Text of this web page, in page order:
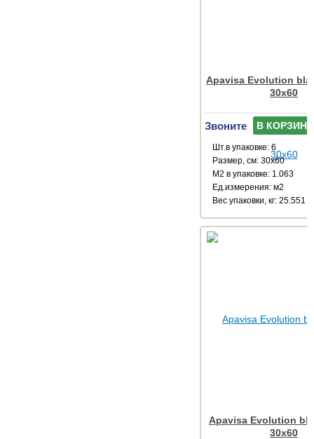
Apavisa Evolution
30x60
Звоните В КОРЗИНУ
Шт.в упаковке: 6
Размер, см: 30x60
М2 в упаковке: 1.063
Ед.измерения: м2
Веc упаковки, кг: 25.551
Apavisa Evolution
30x60